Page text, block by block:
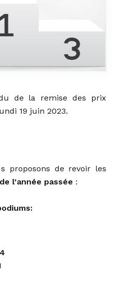
de la remise des prix
19 juin 2023.
proposons de revoir les
l’année passée :
4